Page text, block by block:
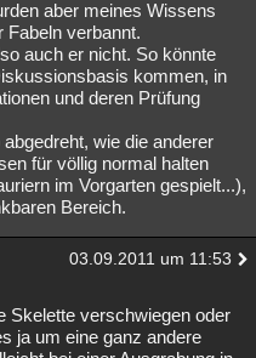
Esoterik Literatur
Gaming Filme
Allmystery English
Geschlossen
aber meines Wissens
Fabeln verbannt.
auch er nicht. So könnte
kommen, in
und deren Prüfung
wie die anderer
für völlig normal halten
im Vorgarten gespielt...),
Bereich.
03.09.2011 um 11:53
Skelette verschwiegen oder
ja um eine ganz andere